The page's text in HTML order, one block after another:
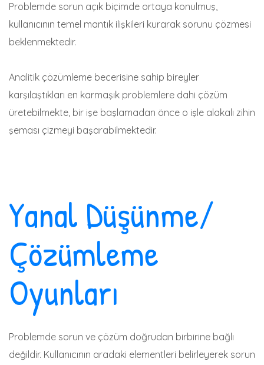
Problemde sorun açık biçimde ortaya konulmuş,
kullanıcının temel mantık ilişkileri kurarak sorunu çözmesi
beklenmektedir.
Analitik çözümleme becerisine sahip bireyler
karşılaştıkları en karmaşık problemlere dahi çözüm
üretebilmekte, bir işe başlamadan önce o işle alakalı zihin
şeması çizmeyi başarabilmektedir.
Yanal Düşünme/
Çözümleme
Oyunları
Problemde sorun ve çözüm doğrudan birbirine bağlı
değildir. Kullanıcının aradaki elementleri belirleyerek sorun